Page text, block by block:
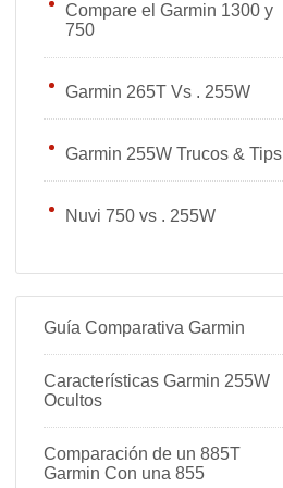
Compare el Garmin 1300 y
750
Garmin 265T Vs . 255W
Garmin 255W Trucos & Tips
Nuvi 750 vs . 255W
Guía Comparativa Garmin
Características Garmin 255W
Ocultos
Comparación de un 885T
Garmin Con una 855